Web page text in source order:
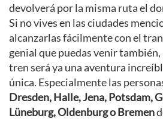
devolverá por la misma ruta el
Si no vives en las ciudades
alcanzarlas fácilmente con el
genial que puedas venir
tren será ya una aventura
única. Especialmente las
Dresden, Halle, Jena, Potsdam,
Lüneburg, Oldenburg o Bremen